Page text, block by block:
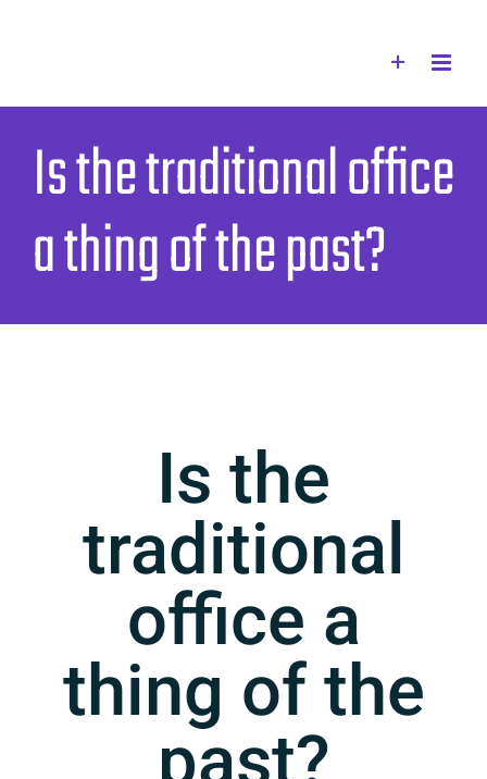
Is the traditional office
a thing of the past?
Is the
traditional
office a
thing of the
past?